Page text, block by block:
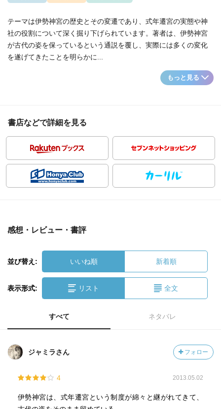
テーマは伊勢神宮の歴史とその変遷であり、式年遷宮の実態や神
社の役割について深く掘り下げられています。著者は、伊勢神宮
が古代の姿を保っているという通説を覆し、実際には多くの変化
を遂げてきたことを明らかに...
もっと見る
書店などで詳細を見る
感想・レビュー・書評
並び替え: いいね順 新着順
表示形式: リスト 全文
すべて ネタバレ
ジャミラさん フォロー
4 2013.05.02
伊勢神宮は、式年遷宮という制度が綿々と継がれてきて、